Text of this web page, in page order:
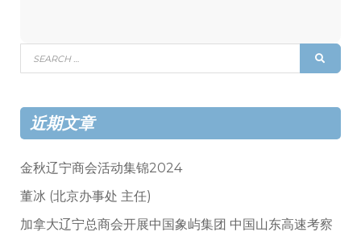
Search
for:
近期文章
金秋辽宁商会活动集锦2024
董冰 (北京办事处 主任)
加拿大辽宁总商会开展中国象屿集团 中国山东高速考察